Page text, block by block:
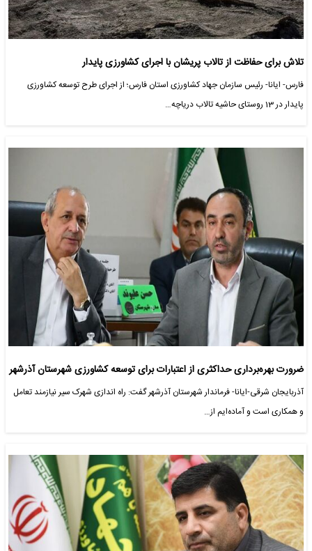
تلاش برای حفاظت از تالاب پریشان با اجرای کشاورزی پایدار
فارس- ایانا- رئیس سازمان جهاد کشاورزی استان فارس؛ از اجرای طرح توسعه کشاورزی
پایدار در 13 روستای حاشیه تالاب دریاچه…
ضرورت بهره‌برداری حداکثری از اعتبارات برای توسعه کشاورزی شهرستان آذرشهر
آذربایجان شرقی-ایانا- فرماندار شهرستان آذرشهر گفت: راه اندازی شهرک سیر نیازمند تعامل
و همکاری است و آماده‌ایم از…